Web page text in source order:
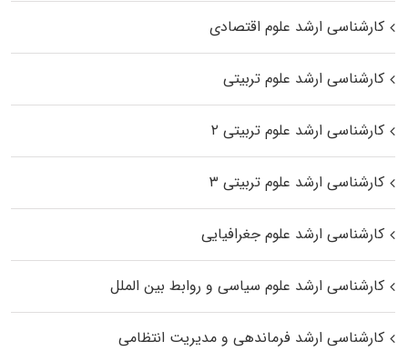
کارشناسی ارشد علوم اقتصادی
کارشناسی ارشد علوم تربیتی
کارشناسی ارشد علوم تربیتی ۲
کارشناسی ارشد علوم تربیتی ۳
کارشناسی ارشد علوم جغرافیایی
کارشناسی ارشد علوم سیاسی و روابط بین الملل
کارشناسی ارشد فرماندهی و مدیریت انتظامی